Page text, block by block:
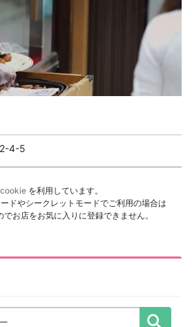
4-5
cookie を利用しています。
ドやシークレットモードでご利用の場合は
お店をお気に入りに登録できません。